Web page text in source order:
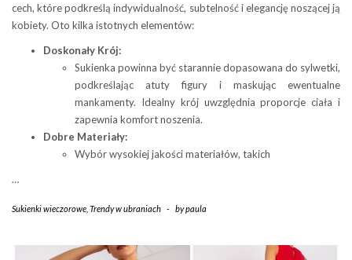
cech, które podkreślą indywidualność, subtelność i elegancję noszącej ją
kobiety. Oto kilka istotnych elementów:
Doskonały Krój:
Sukienka powinna być starannie dopasowana do sylwetki,
podkreślając atuty figury i maskując ewentualne
mankamenty. Idealny krój uwzględnia proporcje ciała i
zapewnia komfort noszenia.
Dobre Materiały:
Wybór wysokiej jakości materiałów, takich
…
Sukienki wieczorowe Trendy w ubraniach - bypaula